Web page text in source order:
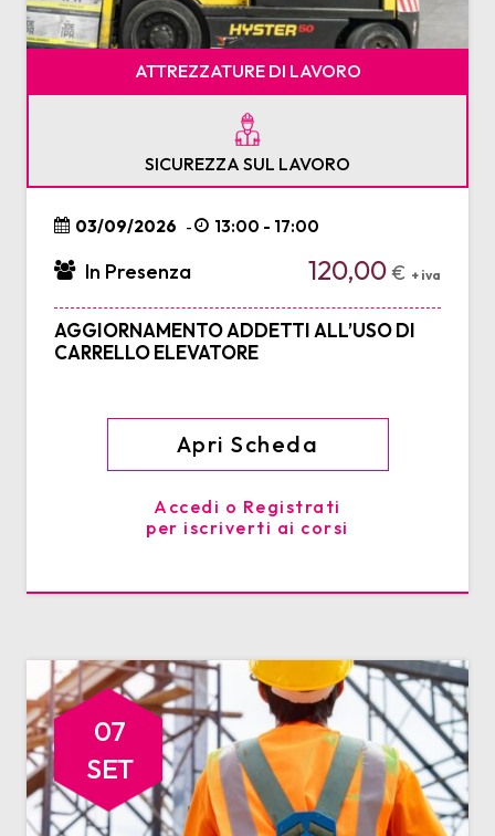
ATTREZZATURE DI LAVORO
SICUREZZA SUL LAVORO
03/09/2026 - 13:00 - 17:00
120,00€ + iva
In Presenza
AGGIORNAMENTO ADDETTI ALL’USO DI
CARRELLO ELEVATORE
Apri Scheda
Accedi o Registrati
per iscriverti ai corsi
07
SET